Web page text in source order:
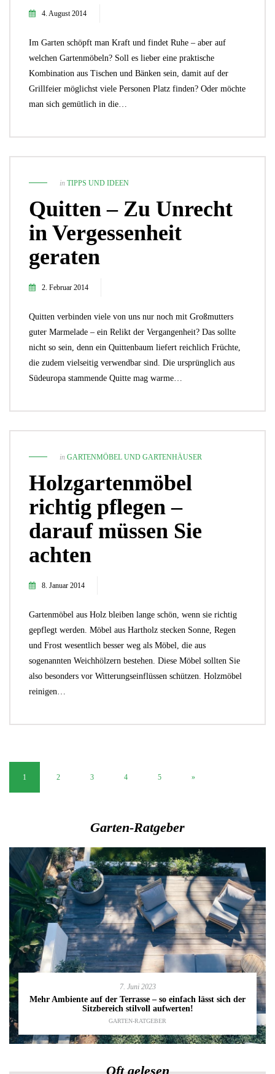
4. August 2014
Im Garten schöpft man Kraft und findet Ruhe – aber auf
welchen Gartenmöbeln? Soll es lieber eine praktische
Kombination aus Tischen und Bänken sein, damit auf der
Grillfeier möglichst viele Personen Platz finden? Oder möchte
man sich gemütlich in die…
in TIPPS UND IDEEN
Quitten – Zu Unrecht
in Vergessenheit
geraten
2. Februar 2014
Quitten verbinden viele von uns nur noch mit Großmutters
guter Marmelade – ein Relikt der Vergangenheit? Das sollte
nicht so sein, denn ein Quittenbaum liefert reichlich Früchte,
die zudem vielseitig verwendbar sind. Die ursprünglich aus
Südeuropa stammende Quitte mag warme…
in GARTENMÖBEL UND GARTENHÄUSER
Holzgartenmöbel
richtig pflegen –
darauf müssen Sie
achten
8. Januar 2014
Gartenmöbel aus Holz bleiben lange schön, wenn sie richtig
gepflegt werden. Möbel aus Hartholz stecken Sonne, Regen
und Frost wesentlich besser weg als Möbel, die aus
sogenannten Weichhölzern bestehen. Diese Möbel sollten Sie
also besonders vor Witterungseinflüssen schützen. Holzmöbel
reinigen…
1 2 3 4 5 »
Garten-Ratgeber
7. Juni 2023
Mehr Ambiente auf der Terrasse – so einfach lässt sich der
Sitzbereich stilvoll aufwerten!
GARTEN-RATGEBER
Oft gelesen